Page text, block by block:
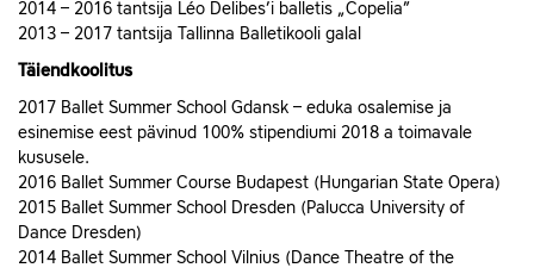
2014 – 2016 tantsija Léo Delibes’i balletis „Copelia”
2013 – 2017 tantsija Tallinna Balletikooli galal
Täiendkoolitus
2017 Ballet Summer School Gdansk – eduka osalemise ja
esinemise eest pävinud 100% stipendiumi 2018 a toimavale
kususele.
2016 Ballet Summer Course Budapest (Hungarian State Opera)
2015 Ballet Summer School Dresden (Palucca University of
Dance Dresden)
2014 Ballet Summer School Vilnius (Dance Theatre of the